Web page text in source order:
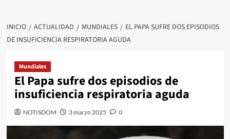
INICIO ACTUALIDAD MUNDIALES
EL PAPA SUFRE DOS EPISODIOS
DE INSUFICIENCIA RESPIRATORIA AGUDA
Mundiales
El Papa sufre dos episodios de
insuficiencia respiratoria aguda
NOTISDOM 3 marzo 2025 0